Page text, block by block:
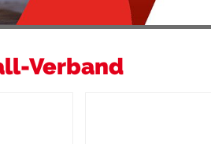
Verband